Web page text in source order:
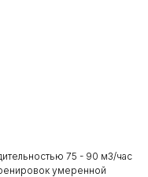
75 - 90 м3/час
умеренной